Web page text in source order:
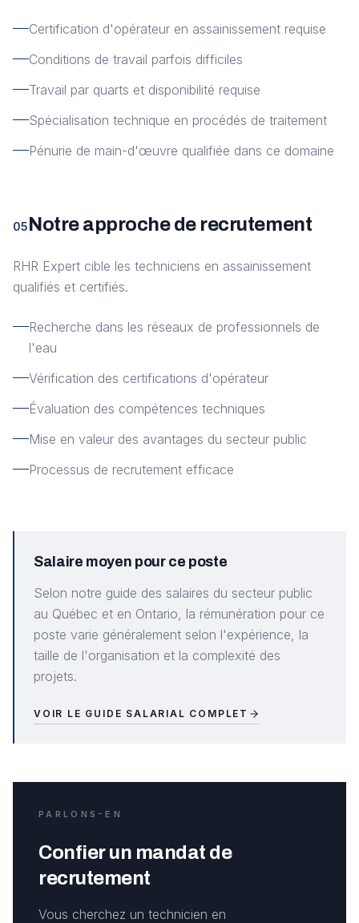
Certification d'opérateur en assainissement requise
Conditions de travail parfois difficiles
Travail par quarts et disponibilité requise
Spécialisation technique en procédés de traitement
Pénurie de main-d'œuvre qualifiée dans ce domaine
05Notre approche de recrutement
RHR Expert cible les techniciens en assainissement
qualifiés et certifiés.
Recherche dans les réseaux de professionnels de
l'eau
Vérification des certifications d'opérateur
Évaluation des compétences techniques
Mise en valeur des avantages du secteur public
Processus de recrutement efficace
Salaire moyen pour ce poste
Selon notre guide des salaires du secteur public
au Québec et en Ontario, la rémunération pour ce
poste varie généralement selon l'expérience, la
taille de l'organisation et la complexité des
projets.
VOIR LE GUIDE SALARIAL COMPLET
PARLONS-EN
Confier un mandat de
recrutement
Vous cherchez un technicien en